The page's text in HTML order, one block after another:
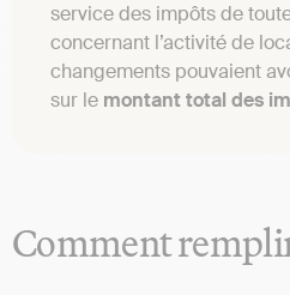
service des impôts de
concernant l’activité de
changements pouvaient
sur le montant total des
Comment